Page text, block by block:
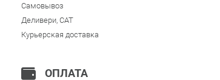
Самовывоз
Деливери, CAT
Курьерская доставка
ОПЛАТА